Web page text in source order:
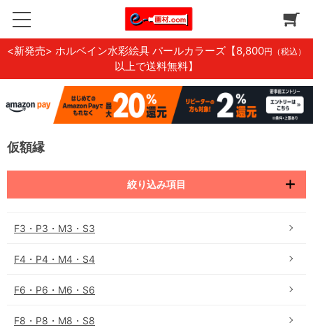
<新発売> ホルベイン水彩絵具 パールカラーズ 【8,800円（税込）
以上で送料無料】
仮額縁
絞り込み項目
F3・P3・M3・S3
F4・P4・M4・S4
F6・P6・M6・S6
F8・P8・M8・S8